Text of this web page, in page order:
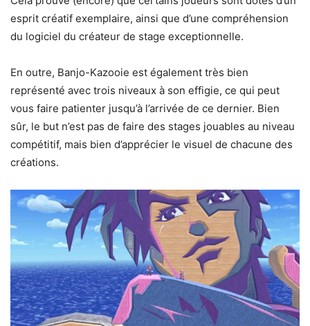
esprit créatif exemplaire, ainsi que d’une compréhension
du logiciel du créateur de stage exceptionnelle.
En outre, Banjo-Kazooie est également très bien
représenté avec trois niveaux à son effigie, ce qui peut
vous faire patienter jusqu’à l’arrivée de ce dernier. Bien
sûr, le but n’est pas de faire des stages jouables au niveau
compétitif, mais bien d’apprécier le visuel de chacune des
créations.